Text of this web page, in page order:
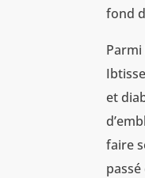
fond
et
faire